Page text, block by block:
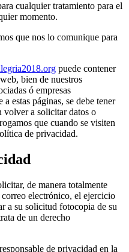
cualquier tratamiento para el
momento.
que nos lo comunique para
puede contener
bien de nuestros
ó empresas
estas páginas, se debe tener
volver a solicitar datos o
que cuando se visiten
de privacidad.
de manera totalmente
electrónico, el ejercicio
a su solicitud fotocopia de su
de un derecho
de privacidad en la